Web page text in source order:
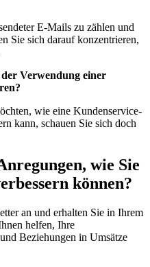
E-Mails zu zählen und
Sie sich darauf konzentrieren,
Verwendung einer
wie eine Kundenservice-
kann, schauen Sie sich doch
wie Sie
können?
an und erhalten Sie in Ihrem
helfen, Ihre
Beziehungen in Umsätze